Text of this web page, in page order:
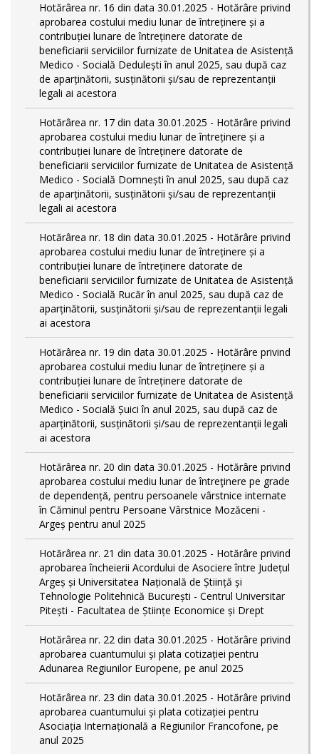
Hotărârea nr. 16 din data 30.01.2025 - Hotărâre privind
aprobarea costului mediu lunar de întreținere și a
contribuției lunare de întreținere datorate de
beneficiarii serviciilor furnizate de Unitatea de Asistență
Medico - Socială Dedulești în anul 2025, sau după caz
de aparținătorii, susținătorii și/sau de reprezentanții
legali ai acestora
Hotărârea nr. 17 din data 30.01.2025 - Hotărâre privind
aprobarea costului mediu lunar de întreținere și a
contribuției lunare de întreținere datorate de
beneficiarii serviciilor furnizate de Unitatea de Asistență
Medico - Socială Domnești în anul 2025, sau după caz
de aparținătorii, susținătorii și/sau de reprezentanții
legali ai acestora
Hotărârea nr. 18 din data 30.01.2025 - Hotărâre privind
aprobarea costului mediu lunar de întreținere și a
contribuției lunare de întreținere datorate de
beneficiarii serviciilor furnizate de Unitatea de Asistență
Medico - Socială Rucăr în anul 2025, sau după caz de
aparținătorii, susținătorii și/sau de reprezentanții legali
ai acestora
Hotărârea nr. 19 din data 30.01.2025 - Hotărâre privind
aprobarea costului mediu lunar de întreținere și a
contribuției lunare de întreținere datorate de
beneficiarii serviciilor furnizate de Unitatea de Asistență
Medico - Socială Șuici în anul 2025, sau după caz de
aparținătorii, susținătorii și/sau de reprezentanții legali
ai acestora
Hotărârea nr. 20 din data 30.01.2025 - Hotărâre privind
aprobarea costului mediu lunar de întreţinere pe grade
de dependențǎ, pentru persoanele vârstnice internate
în Căminul pentru Persoane Vârstnice Mozăceni -
Argeș pentru anul 2025
Hotărârea nr. 21 din data 30.01.2025 - Hotărâre privind
aprobarea încheierii Acordului de Asociere între Județul
Argeș și Universitatea Națională de Știință și
Tehnologie Politehnică București - Centrul Universitar
Pitești - Facultatea de Științe Economice și Drept
Hotărârea nr. 22 din data 30.01.2025 - Hotărâre privind
aprobarea cuantumului și plata cotizației pentru
Adunarea Regiunilor Europene, pe anul 2025
Hotărârea nr. 23 din data 30.01.2025 - Hotărâre privind
aprobarea cuantumului și plata cotizației pentru
Asociația Internațională a Regiunilor Francofone, pe
anul 2025